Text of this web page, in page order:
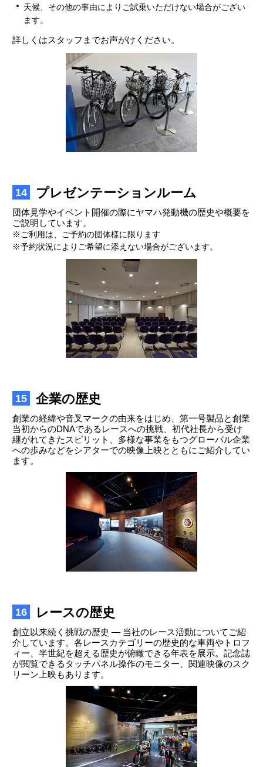
天候、その他の事由によりご試乗いただけない場合がござい
ます。
詳しくはスタッフまでお声がけください。
14 プレゼンテーションルーム
団体見学やイベント開催の際にヤマハ発動機の歴史や概要を
ご説明しています。
※ご利用は、ご予約の団体様に限ります
※予約状況によりご希望に添えない場合がございます。
15 企業の歴史
創業の経緯や音叉マークの由来をはじめ、第一号製品と創業
当初からのDNAであるレースへの挑戦、初代社長から受け
継がれてきたスピリット、多様な事業をもつグローバル企業
への歩みなどをシアターでの映像上映とともにご紹介してい
ます。
16 レースの歴史
創立以来続く挑戦の歴史 ― 当社のレース活動についてご紹
介しています。各レースカテゴリーの歴史的な車両やトロフ
ィー、半世紀を超える歴史が俯瞰できる年表を展示。記念誌
が閲覧できるタッチパネル操作のモニター、関連映像のスク
リーン上映もあります。